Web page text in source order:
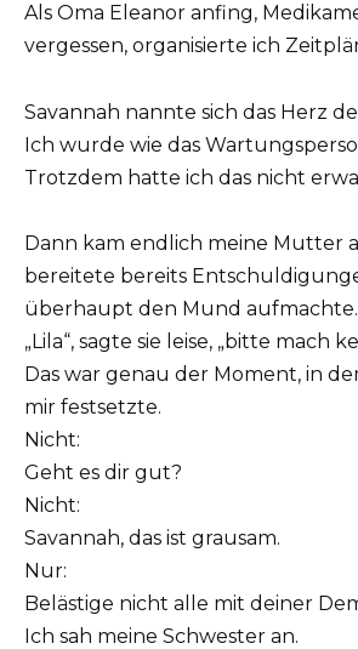
Als Oma Eleanor anfing,
vergessen, organisierte ich
Savannah nannte sich das Herz
Ich wurde wie das
Trotzdem hatte ich das nicht
Dann kam endlich meine Mutter
bereitete bereits
überhaupt den Mund aufmachte.
„Lila“, sagte sie leise, „bitte mach
Das war genau der Moment, in
mir festsetzte.
Nicht:
Geht es dir gut?
Nicht:
Savannah, das ist grausam.
Nur:
Belästige nicht alle mit deiner
Ich sah meine Schwester an.